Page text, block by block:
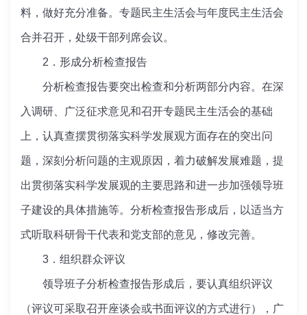
料，做好充分准备。专题民主生活会与年度民主生活会
合并召开，处级干部列席会议。
2．形成分析检查报告
分析检查报告要突出检查和分析两部分内容。在深
入调研、广泛征求意见和召开专题民主生活会的基础
上，认真查摆贯彻落实科学发展观方面存在的突出问
题，深刻分析问题的主观原因，着力破解发展难题，提
出贯彻落实科学发展观的主要思路和进一步加强领导班
子建设的具体措施等。分析检查报告形成后，以适当方
式听取科研骨干代表和党支部的意见，修改完善。
3．组织群众评议
领导班子分析检查报告形成后，要认真组织评议
（评议可采取召开座谈会或书面评议的方式进行），广